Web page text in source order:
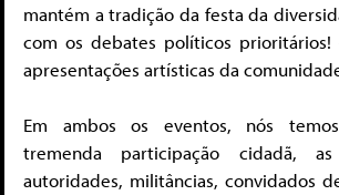
mantém a tradição da festa da
com os debates políticos prioritários!
apresentações artísticas da
Em ambos os eventos, nós
tremenda participação cidadã,
autoridades, militâncias, convidados